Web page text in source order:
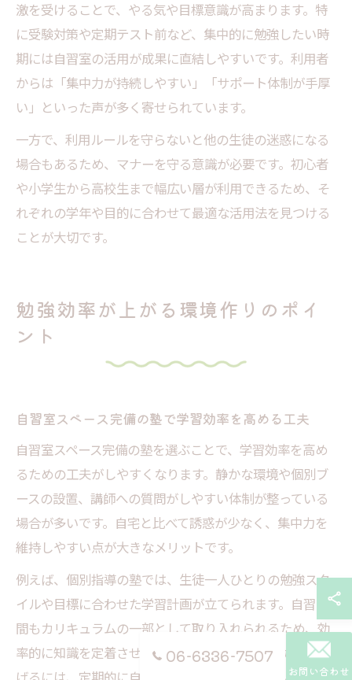
激を受けることで、やる気や目標意識が高まります。特
に受験対策や定期テスト前など、集中的に勉強したい時
期には自習室の活用が成果に直結しやすいです。利用者
からは「集中力が持続しやすい」「サポート体制が手厚
い」といった声が多く寄せられています。
一方で、利用ルールを守らないと他の生徒の迷惑になる
場合もあるため、マナーを守る意識が必要です。初心者
や小学生から高校生まで幅広い層が利用できるため、そ
れぞれの学年や目的に合わせて最適な活用法を見つける
ことが大切です。
勉強効率が上がる環境作りのポイ
ント
自習室スペース完備の塾で学習効率を高める工夫
自習室スペース完備の塾を選ぶことで、学習効率を高め
るための工夫がしやすくなります。静かな環境や個別ブ
ースの設置、講師への質問がしやすい体制が整っている
場合が多いです。自宅と比べて誘惑が少なく、集中力を
維持しやすい点が大きなメリットです。
例えば、個別指導の塾では、生徒一人ひとりの勉強スタ
イルや目標に合わせた学習計画が立てられます。自習時
間もカリキュラムの一部として取り入れられるため、効
率的に知識を定着させることが可能です。学習効率を上
06-6336-7507
お問い合わせ